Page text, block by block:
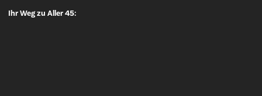
Ihr Weg zu Aller 45: